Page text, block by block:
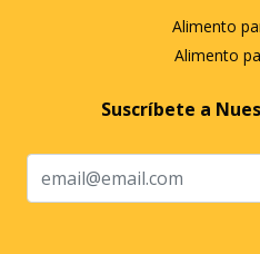
Alimento
Alimento
Suscríbete a